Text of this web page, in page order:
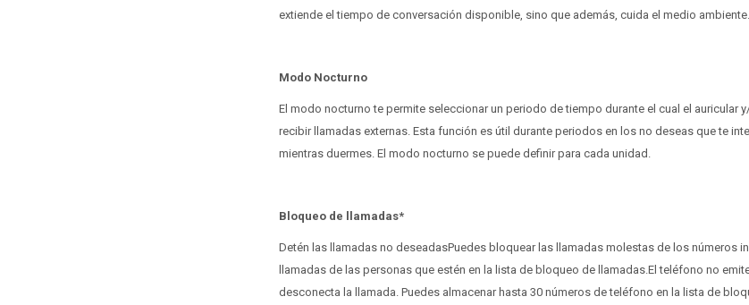
extiende el tiempo de conversación disponible, sino que además, cuida el medio ambiente.
Modo Nocturno
El modo nocturno te permite seleccionar un periodo de tiempo durante el cual el auricular
recibir llamadas externas. Esta función es útil durante periodos en los no deseas que te
mientras duermes. El modo nocturno se puede definir para cada unidad.
Bloqueo de llamadas*
Detén las llamadas no deseadasPuedes bloquear las llamadas molestas de los números
llamadas de las personas que estén en la lista de bloqueo de llamadas.El teléfono no
desconecta la llamada. Puedes almacenar hasta 30 números de teléfono en la lista de